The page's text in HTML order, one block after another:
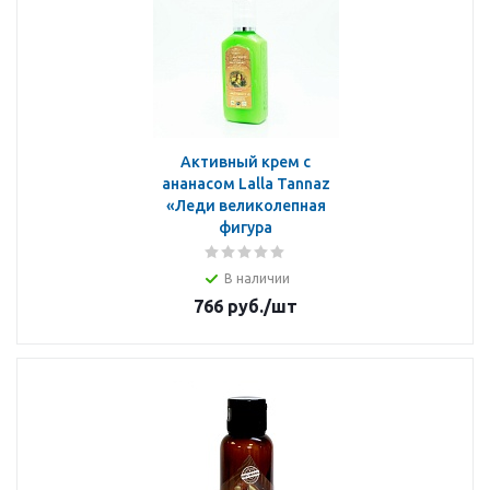
Активный крем с
ананасом Lalla Tannaz
«Леди великолепная
фигура
В наличии
766 руб./шт